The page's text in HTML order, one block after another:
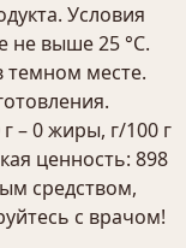
Условия
не выше 25 °С.
темном месте.
– 0 жиры, г/100 г
ценность: 898
средством,
с врачом!